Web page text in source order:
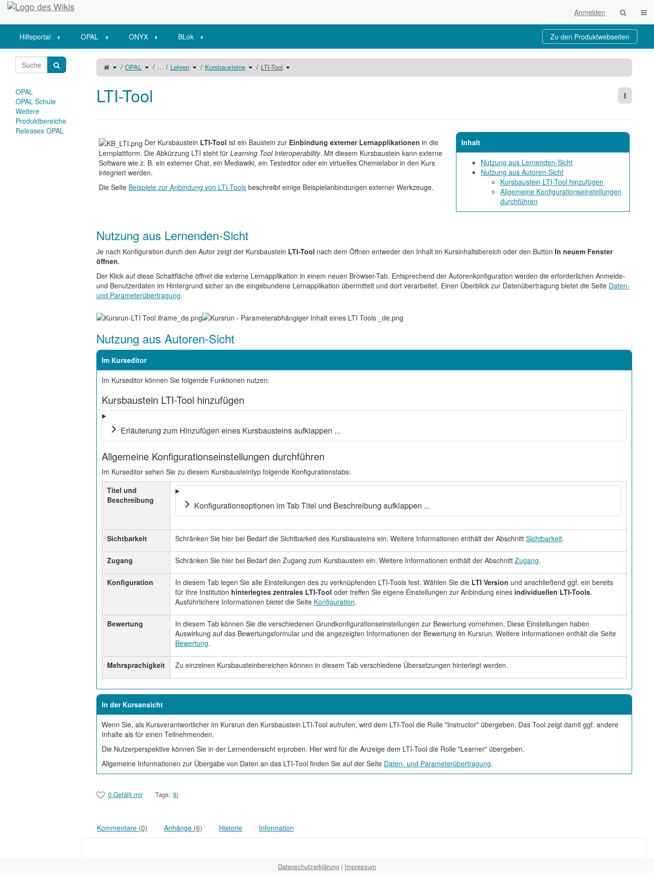
Startseite
Anmelden
Hilfeportal OPAL ONYX BLok Zu den Produktwebseiten
Schalte
denübergeordneten
Baum
von
um.
OPAL Schalte
denVerzeichnisbaum
unter
OPAL
… Lehren Schalte
denVerzeichnisbaum
unter
Lehren
Kursbausteine Schalte
denVerzeichnisbaum
unter
Kursbausteine
LTI-Tool Schalte
den
unter
LTI-
LTI-Tool Weitere
Der Kursbaustein LTI-Tool ist ein Baustein zur Einbindung externer Lernapplikationen in die
Lernplattform. Die Abkürzung LTI steht für Learning Tool Interoperability. Mit diesem Kursbaustein kann externe
Software wie z. B. ein externer Chat, ein Mediawiki, ein Testeditor oder ein virtuelles Chemielabor in den Kurs
integriert werden.
Die Seite Beispiele zur Anbindung von LTI-Tools beschreibt einige Beispielanbindungen externer Werkzeuge.
Inhalt
Nutzung aus Lernenden-Sicht
Nutzung aus Autoren-Sicht
Kursbaustein LTI-Tool hinzufügen
Allgemeine Konfigurationseinstellungen
durchführen
Nutzung aus Lernenden-Sicht
Je nach Konfiguration durch den Autor zeigt der Kursbaustein LTI-Tool nach dem Öffnen entweder den Inhalt im Kursinhaltsbereich oder den Button In neuem Fenster
öffnen.
Der Klick auf diese Schaltfläche öffnet die externe Lernapplikation in einem neuen Browser-Tab. Entsprechend der Autorenkonfiguration werden die erforderlichen Anmelde-
und Benutzerdaten im Hintergrund sicher an die eingebundene Lernapplikation übermittelt und dort verarbeitet. Einen Überblick zur Datenübertragung bietet die Seite Daten-
und Parameterübertragung.
Nutzung aus Autoren-Sicht
Im Kurseditor
Im Kurseditor können Sie folgende Funktionen nutzen:
Kursbaustein LTI-Tool hinzufügen
Erläuterung zum Hinzufügen eines Kursbausteins aufklappen ...
Allgemeine Konfigurationseinstellungen durchführen
Im Kurseditor sehen Sie zu diesem Kursbausteintyp folgende Konfigurationstabs:
Titel und
Beschreibung
Konfigurationsoptionen im Tab Titel und Beschreibung aufklappen ...
Sichtbarkeit Schränken Sie hier bei Bedarf die Sichtbarkeit des Kursbausteins ein. Weitere Informationen enthält der Abschnitt Sichtbarkeit.
Zugang Schränken Sie hier bei Bedarf den Zugang zum Kursbaustein ein. Weitere Informationen enthält der Abschnitt Zugang.
Konfiguration In diesem Tab legen Sie alle Einstellungen des zu verknüpfenden LTI-Tools fest. Wählen Sie dieLTI Version und anschließend ggf. ein bereits
für Ihre Institution hinterlegtes zentrales LTI-Tool oder treffen Sie eigene Einstellungen zur Anbindung eines individuellen LTI-Tools.
Ausführlichere Informationen bietet die Seite Konfiguration.
Bewertung
In diesem Tab können Sie die verschiedenen Grundkonfigurationseinstellungen zur Bewertung vornehmen. Diese Einstellungen haben
Auswirkung auf das Bewertungsformular und die angezeigten Informationen der Bewertung im Kursrun. Weitere Informationen enthält die Seite
Bewertung.
Mehrsprachigkeit Zu einzelnen Kursbausteinbereichen können in diesem Tab verschiedene Übersetzungen hinterlegt werden.
In der Kursansicht
Wenn Sie, als Kursverantwortlicher im Kursrun den Kursbaustein LTI-Tool aufrufen, wird dem LTI-Tool die Rolle "Instructor" übergeben. Das Tool zeigt damit ggf. andere
Inhalte als für einen Teilnehmenden.
Die Nutzerperspektive können Sie in der Lernendensicht erproben. Hier wird für die Anzeige dem LTI-Tool die Rolle "Learner" übergeben.
Allgemeine Informationen zur Übergabe von Daten an das LTI-Tool finden Sie auf der Seite Daten- und Parameterübertragung.
0 Gefällt mir Tags: lti
Kommentare (0) Anhänge (6) Historie Information
OPAL
OPAL Schule
Weitere
Produktbereiche
Releases OPAL
Datenschutzerklärung | Impressum